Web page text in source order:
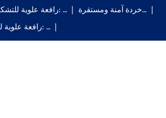
رافعة علوية للتشكيل: …
خردة آمنة ومستقرة...
رافعة علوية لنقل الألواح: …